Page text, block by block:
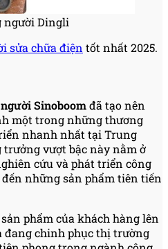
người Dingli
sửa chữa điện tốt nhất 2025.
Sinoboomđã tạo nên
một trong những thương
nhanh nhất tại Trung
trưởng vượt bậc này nằm ở
cứu và phát triển công
những sản phẩm tiên tiến
phẩm của khách hàng lên
đang chinh phục thị trường